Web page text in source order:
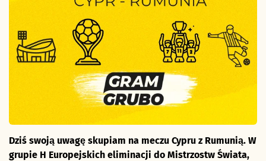
Dziś swoją uwagę skupiam na meczu Cypru z Rumunią. W
grupie H Europejskich eliminacji do Mistrzostw Świata,